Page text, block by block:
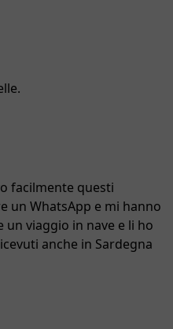
facilmente questi
un WhatsApp e mi hanno
viaggio in nave e li ho
anche in Sardegna